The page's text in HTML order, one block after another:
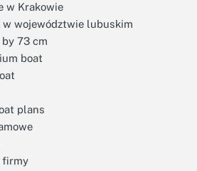
w Krakowie
w województwie lubuskim
73 cm
boat
plans
firmy